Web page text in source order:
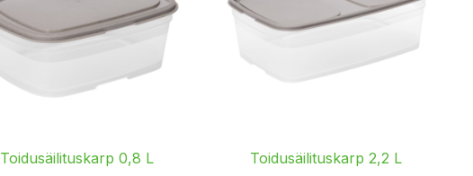
Toidusäilituskarp 0,8 L Toidusäilituskarp 2,2 L